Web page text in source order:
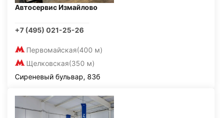
Автосервис Измайлово
+7 (495) 021-25-26
Первомайская(400 м)
Щелковская(350 м)
Сиреневый бульвар, 83б